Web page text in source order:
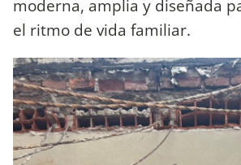
moderna, amplia y diseñada
el ritmo de vida familiar.